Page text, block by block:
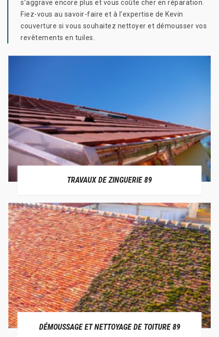
s’aggrave encore plus et vous coûte cher en réparation.
Fiez-vous au savoir-faire et à l’expertise de Kevin
couverture si vous souhaitez nettoyer et démousser vos
revêtements en tuiles.
TRAVAUX DE ZINGUERIE 89
DÉMOUSSAGE ET NETTOYAGE DE TOITURE 89